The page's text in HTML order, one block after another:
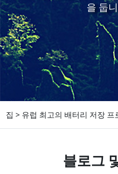
을 둡
집 > 유럽 최고의 배터리 저장 프
블로그